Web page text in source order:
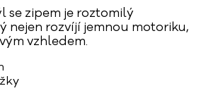
se zipem je roztomilý
nejen rozvíjí jemnou motoriku,
vzhledem.